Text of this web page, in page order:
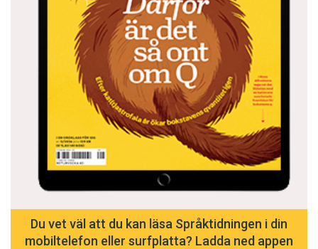
Du vet väl att du kan läsa Språktidningen i din
mobiltelefon eller surfplatta? Ladda ned appen